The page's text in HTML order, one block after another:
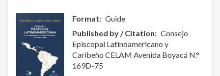
Plans
Format
Guide
Published by / Citation
Consejo
Episcopal Latinoamericano y
Caribeño CELAM Avenida Boyacá N.°
169D-75